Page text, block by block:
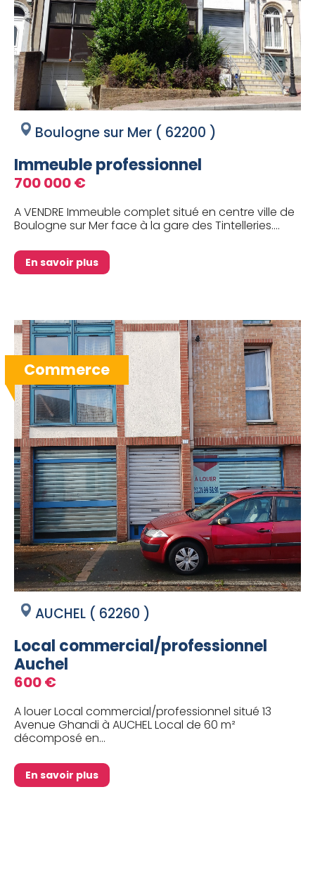
Boulogne sur Mer ( 62200 )
Immeuble professionnel
700 000 €
A VENDRE Immeuble complet situé en centre ville de
Boulogne sur Mer face à la gare des Tintelleries....
En savoir plus
Commerce
AUCHEL ( 62260 )
Local commercial/professionnel
Auchel
600 €
A louer Local commercial/professionnel situé 13
Avenue Ghandi à AUCHEL Local de 60 m²
décomposé en...
En savoir plus